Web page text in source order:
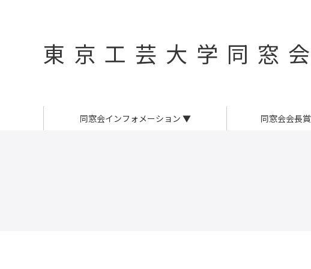
東京工芸大学同窓会
同窓会インフォメーション ▼ 同窓会会長賞